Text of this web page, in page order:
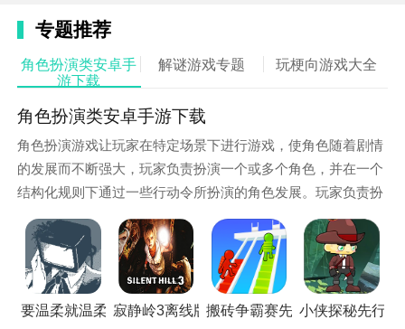
新手进阶
1. 熟悉游戏界面：新手玩家需要先熟悉游戏的操作界面
专题推荐
角色扮演类安卓手
游下载
解谜游戏专题 玩梗向游戏大全
角色扮演类安卓手游下载
角色扮演游戏让玩家在特定场景下进行游戏，使角色随着剧情
的发展而不断强大，玩家负责扮演一个或多个角色，并在一个
结构化规则下通过一些行动令所扮演的角色发展。玩家负责扮
演一个或者多个在一个写实或虚构世界中活动。小编就为大家
带来安卓角色扮演游戏大全，充满挑战性和未知危险的地牢是
一个值得细细探索的领域，喜欢就来看看吧！
要温柔就温柔到底中文版
寂静岭3离线版搬砖争霸赛先行服小侠探秘先行服